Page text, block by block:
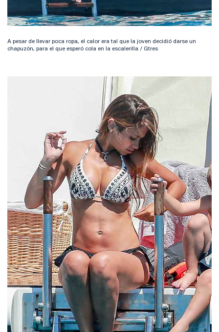
A pesar de llevar poca ropa, el calor era tal que la joven decidió darse un
chapuzón, para el que esperó cola en la escalerilla / Gtres